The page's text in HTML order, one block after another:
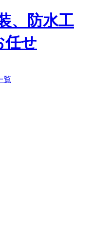
覧